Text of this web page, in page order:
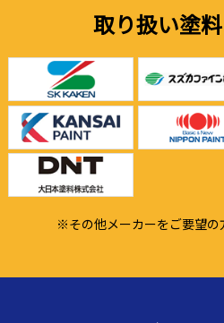
取り扱い塗
※その他メーカーをご要望の